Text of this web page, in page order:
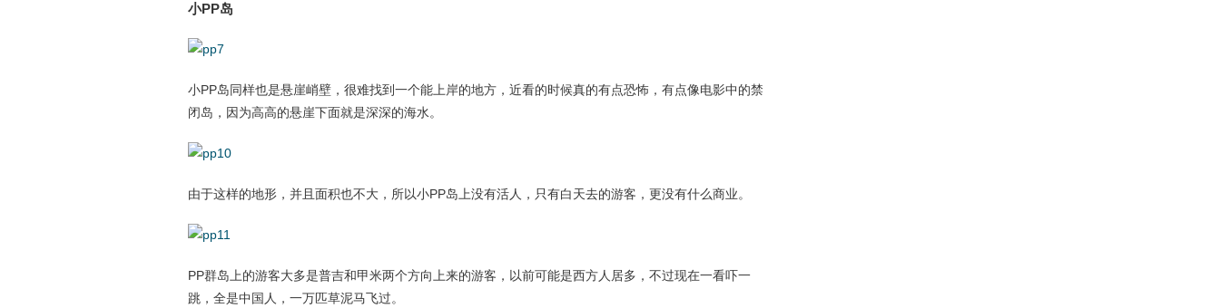
小PP岛
小PP岛同样也是悬崖峭壁，很难找到一个能上岸的地方，近看的时候真的有点恐怖，有点像电影中的禁
闭岛，因为高高的悬崖下面就是深深的海水。
由于这样的地形，并且面积也不大，所以小PP岛上没有活人，只有白天去的游客，更没有什么商业。
PP群岛上的游客大多是普吉和甲米两个方向上来的游客，以前可能是西方人居多，不过现在一看吓一
跳，全是中国人，一万匹草泥马飞过。